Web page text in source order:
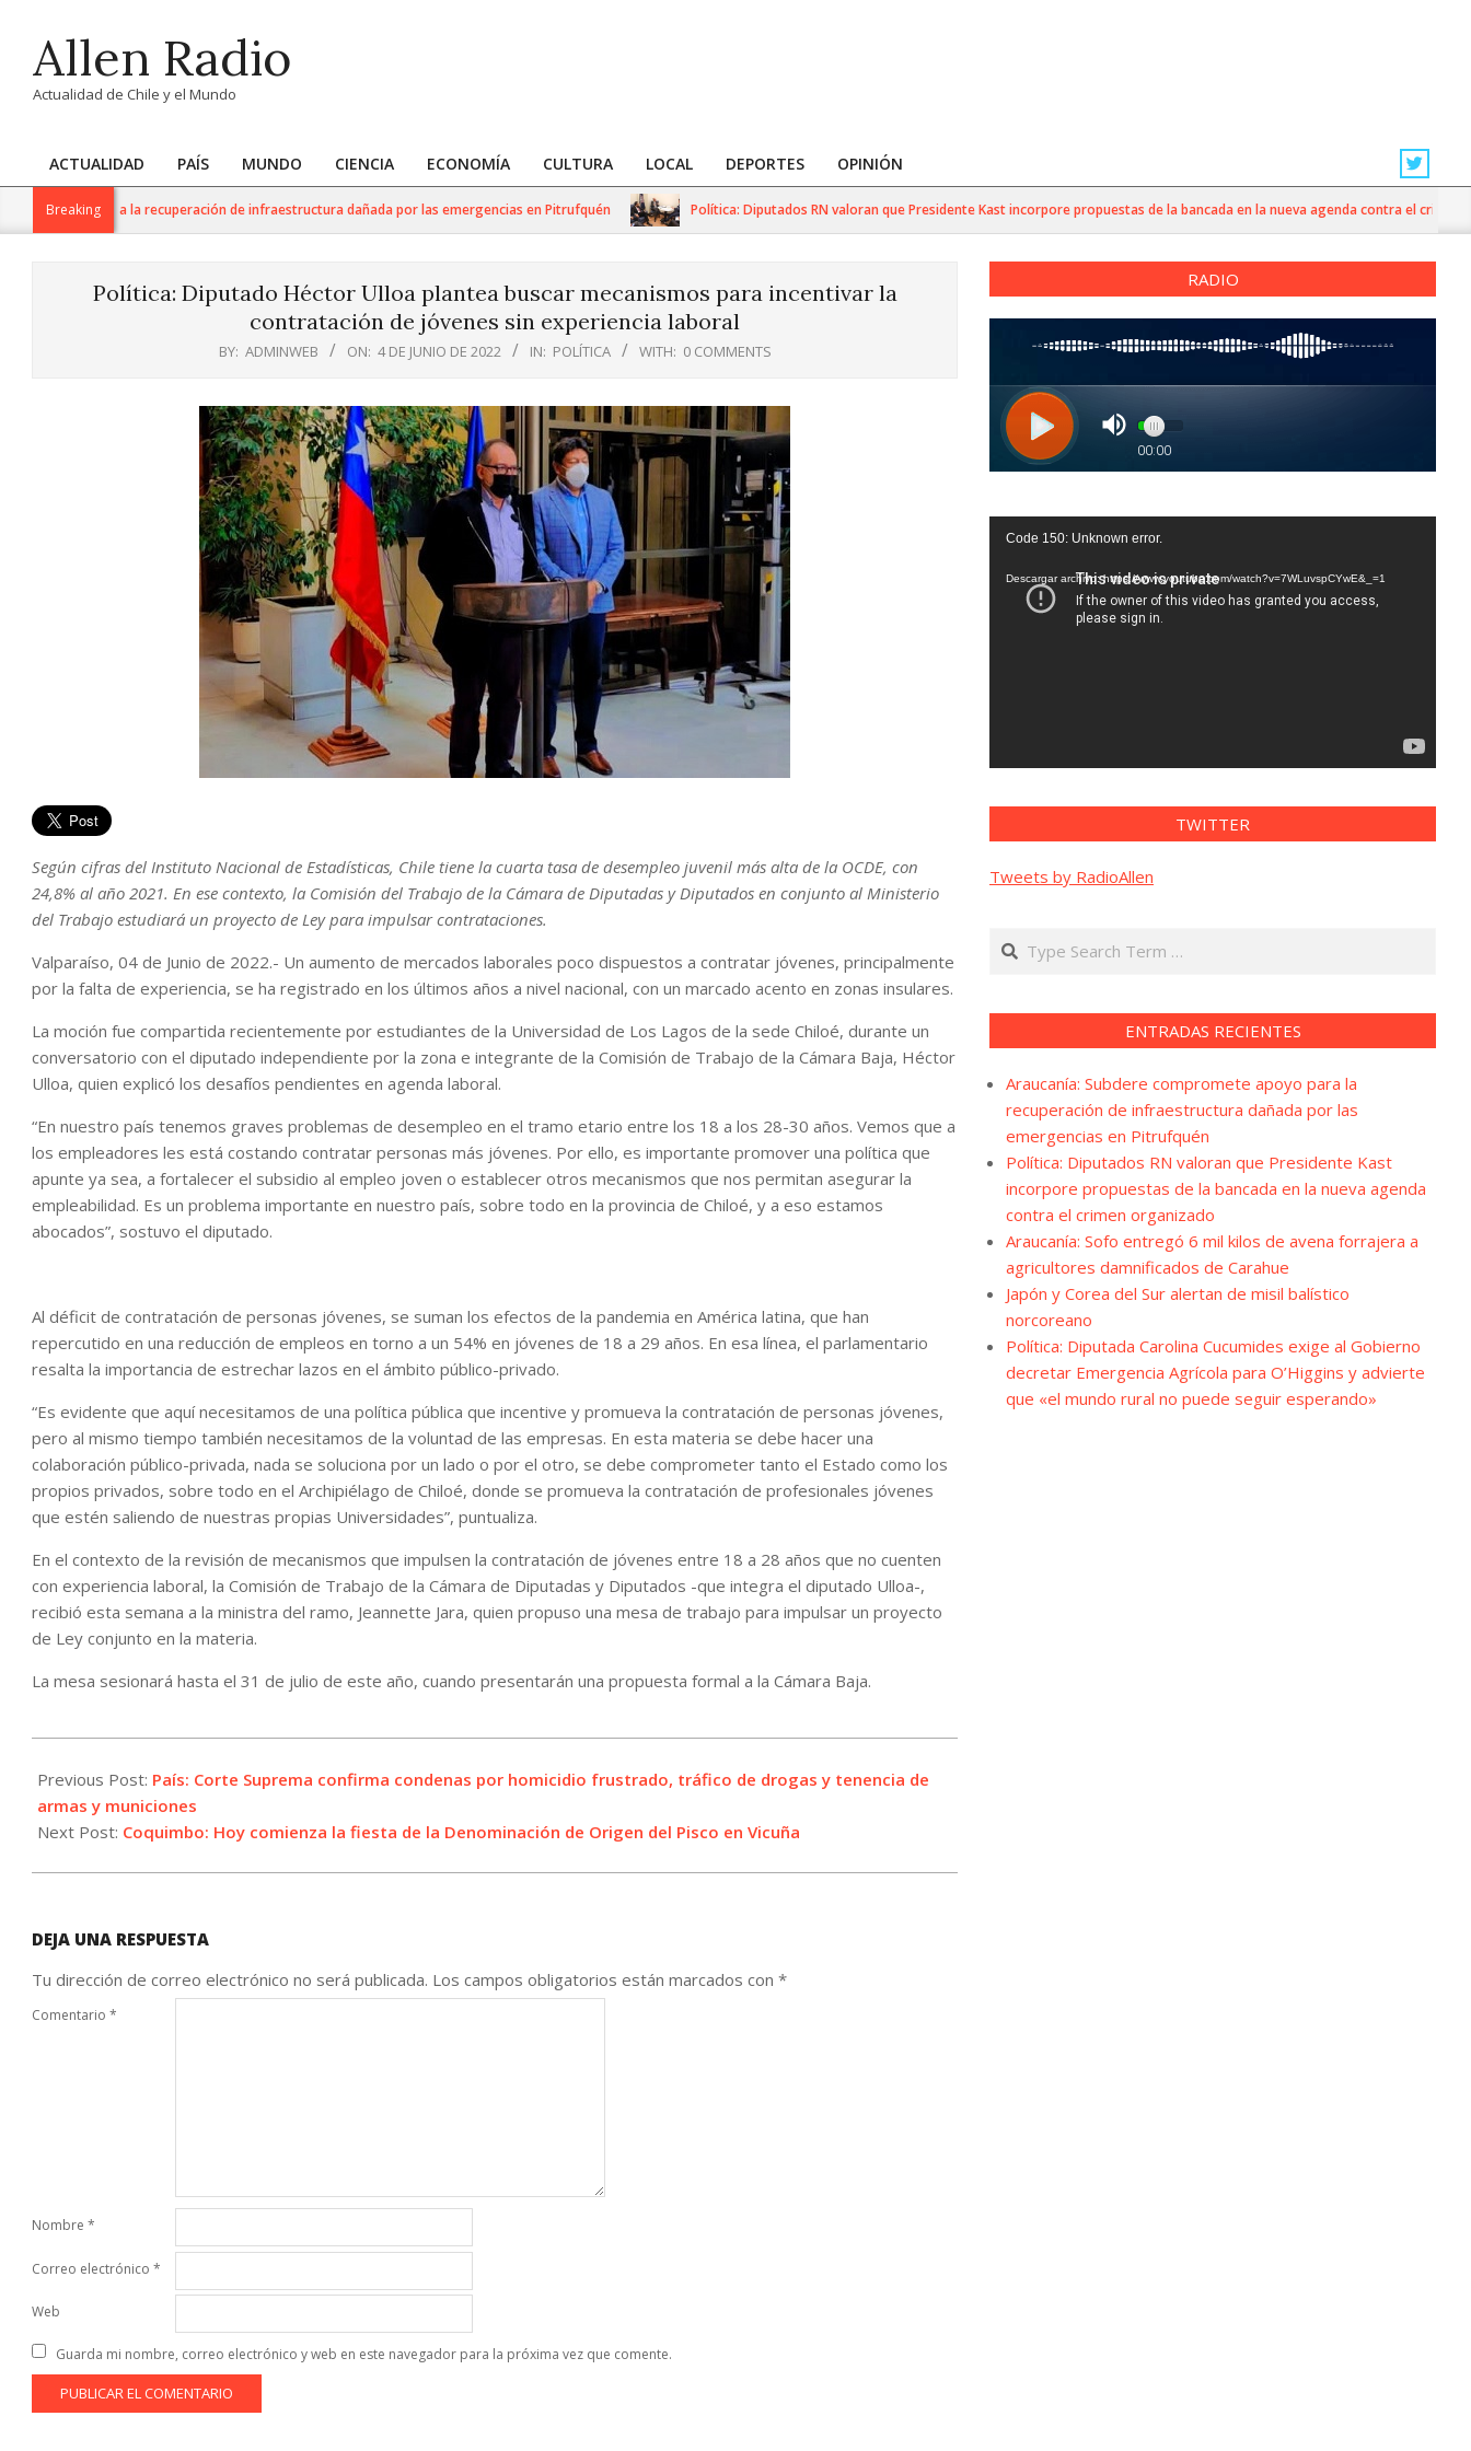
contentAllen Radio
Actualidad de Chile y el Mundo
Primary
Navigation
ACTUALIDAD PAÍS MUNDO CIENCIA ECONOMÍA CULTURA LOCAL DEPORTES OPINIÓN
Breaking
apoyo para la recuperación de infraestructura dañada por las emergencias en Pitrufquén Política: Diputados RN valoran que Presidente Kast incorpore propuestas de la bancada en la nueva agenda contra el crimen
Política: Diputado Héctor Ulloa plantea buscar mecanismos para incentivar la
contratación de jóvenes sin experiencia laboral
BY: ADMINWEB ON: 4 DE JUNIO DE 2022 IN: POLÍTICA WITH: 0 COMMENTS
Según cifras del Instituto Nacional de Estadísticas, Chile tiene la cuarta tasa de desempleo juvenil más alta de la OCDE, con
24,8% al año 2021. En ese contexto, la Comisión del Trabajo de la Cámara de Diputadas y Diputados en conjunto al Ministerio
del Trabajo estudiará un proyecto de Ley para impulsar contrataciones.
Valparaíso, 04 de Junio de 2022.- Un aumento de mercados laborales poco dispuestos a contratar jóvenes, principalmente
por la falta de experiencia, se ha registrado en los últimos años a nivel nacional, con un marcado acento en zonas insulares.
La moción fue compartida recientemente por estudiantes de la Universidad de Los Lagos de la sede Chiloé, durante un
conversatorio con el diputado independiente por la zona e integrante de la Comisión de Trabajo de la Cámara Baja, Héctor
Ulloa, quien explicó los desafíos pendientes en agenda laboral.
“En nuestro país tenemos graves problemas de desempleo en el tramo etario entre los 18 a los 28-30 años. Vemos que a
los empleadores les está costando contratar personas más jóvenes. Por ello, es importante promover una política que
apunte ya sea, a fortalecer el subsidio al empleo joven o establecer otros mecanismos que nos permitan asegurar la
empleabilidad. Es un problema importante en nuestro país, sobre todo en la provincia de Chiloé, y a eso estamos
abocados”, sostuvo el diputado.
Al déficit de contratación de personas jóvenes, se suman los efectos de la pandemia en América latina, que han
repercutido en una reducción de empleos en torno a un 54% en jóvenes de 18 a 29 años. En esa línea, el parlamentario
resalta la importancia de estrechar lazos en el ámbito público-privado.
“Es evidente que aquí necesitamos de una política pública que incentive y promueva la contratación de personas jóvenes,
pero al mismo tiempo también necesitamos de la voluntad de las empresas. En esta materia se debe hacer una
colaboración público-privada, nada se soluciona por un lado o por el otro, se debe comprometer tanto el Estado como los
propios privados, sobre todo en el Archipiélago de Chiloé, donde se promueva la contratación de profesionales jóvenes
que estén saliendo de nuestras propias Universidades”, puntualiza.
En el contexto de la revisión de mecanismos que impulsen la contratación de jóvenes entre 18 a 28 años que no cuenten
con experiencia laboral, la Comisión de Trabajo de la Cámara de Diputadas y Diputados -que integra el diputado Ulloa-,
recibió esta semana a la ministra del ramo, Jeannette Jara, quien propuso una mesa de trabajo para impulsar un proyecto
de Ley conjunto en la materia.
La mesa sesionará hasta el 31 de julio de este año, cuando presentarán una propuesta formal a la Cámara Baja.
06-
04
Previous Post: País: Corte Suprema confirma condenas por homicidio frustrado, tráfico de drogas y tenencia de
armas y municiones
Next Post: Coquimbo: Hoy comienza la fiesta de la Denominación de Origen del Pisco en Vicuña
DEJA UNA RESPUESTA
Tu dirección de correo electrónico no será publicada. Los campos obligatorios están marcados con *
Comentario *
Nombre *
Correo electrónico *
Web
Guarda mi nombre, correo electrónico y web en este navegador para la próxima vez que comente.
RADIO
Reproductor
vídeo
Code 150: Unknown error.
Descargar archivo: https://www.youtube.com/watch?v=7WLuvspCYwE&_=1
TWITTER
Tweets by RadioAllen
Search
ENTRADAS RECIENTES
Araucanía: Subdere compromete apoyo para la
recuperación de infraestructura dañada por las
emergencias en Pitrufquén
Política: Diputados RN valoran que Presidente Kast
incorpore propuestas de la bancada en la nueva agenda
contra el crimen organizado
Araucanía: Sofo entregó 6 mil kilos de avena forrajera a
agricultores damnificados de Carahue
Japón y Corea del Sur alertan de misil balístico
norcoreano
Política: Diputada Carolina Cucumides exige al Gobierno
decretar Emergencia Agrícola para O’Higgins y advierte
que «el mundo rural no puede seguir esperando»